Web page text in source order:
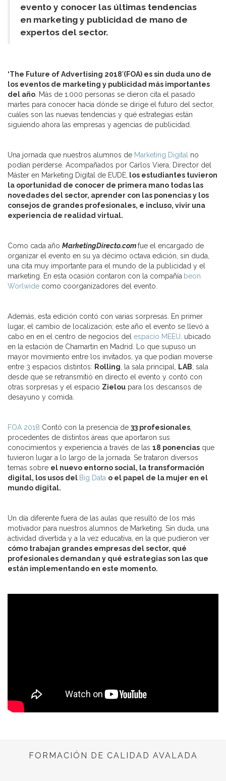
evento y conocer las últimas tendencias
en marketing y publicidad de mano de
expertos del sector.
‘The Future of Advertising 2018′(FOA) es sin duda uno de
los eventos de marketing y publicidad más importantes
del año . Más de 1.000 personas se dieron cita el pasado
martes para conocer hacia dónde se dirige el futuro del sector,
cuáles son las nuevas tendencias y qué estrategias están
siguiendo ahora las empresas y agencias de publicidad.
Una jornada que nuestros alumnos de Marketing Digital no
podían perderse. Acompañados por Carlos Viera, Director del
Máster en Marketing Digital de EUDE, los estudiantes tuvieron
la oportunidad de conocer de primera mano todas las
novedades del sector, aprender con las ponencias y los
consejos de grandes profesionales, e incluso, vivir una
experiencia de realidad virtual.
Como cada año MarketingDirecto.comfue el encargado de
organizar el evento en su ya décimo octava edición, sin duda,
una cita muy importante para el mundo de la publicidad y el
marketing. En esta ocasión contaron con la compañía beon.
Worlwide como coorganizadores del evento.
Además, esta edición contó con varias sorpresas. En primer
lugar, el cambio de localización; este año el evento se llevó a
cabo en en el centro de negocios del espacio MEEU, ubicado
en la estación de Chamartín en Madrid. Lo que supuso un
mayor movimiento entre los invitados, ya que podían moverse
entre 3 espacios distintos: Rolling , la sala principal, LAB , sala
desde que se retransmitió en directo el evento y contó con
otras sorpresas y el espacio Zielou para los descansos de
desayuno y comida.
FOA 2018 Contó con la presencia de 33 profesionales
procedentes de distintos áreas que aportaron sus
conocimientos y experiencia a través de las 18 ponencias que
tuvieron lugar a lo largo de la jornada. Se trataron diversos
temas sobre el nuevo entorno social, la transformación
digital, los usos del Big Data o el papel de la mujer en el
mundo digital.
Un día diferente fuera de las aulas que resultó de los más
motivador para nuestros alumnos de Marketing. Sin duda, una
actividad divertida y a la vez educativa, en la que pudieron ver
cómo trabajan grandes empresas del sector, qué
profesionales demandan y qué estrategias son las que
están implementando en este momento.
FORMACIÓN DE CALIDAD AVALADA